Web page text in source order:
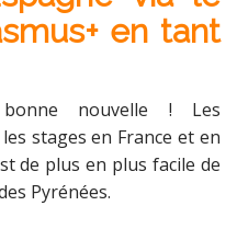
en tant
nouvelle ! Les
stages en France et en
de plus en plus facile de
Pyrénées.